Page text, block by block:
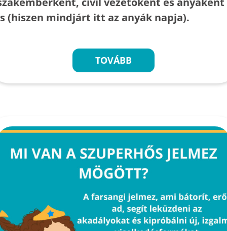
(hiszen mindjárt itt az anyák napja).
TOVÁBB